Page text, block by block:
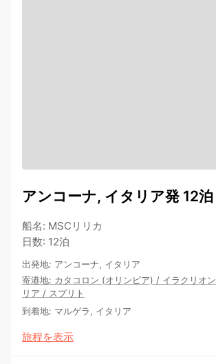
アンコーナ, イタリア発 12泊
船名: MSCリリカ
日数: 12泊
出発地: アンコーナ, イタリア
寄港地: カタコロン (オリンピア) / イラクリオン
リア / スプリト
到着地: マルゲラ, イタリア
旅程を表示